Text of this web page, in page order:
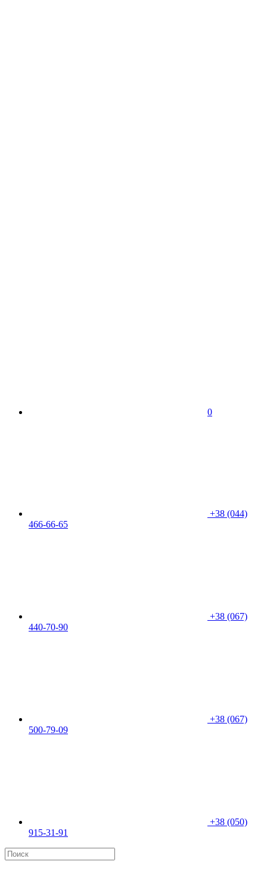
0
+38 (044)
466-66-65
+38 (067)
440-70-90
+38 (067)
500-79-09
+38 (050)
915-31-91